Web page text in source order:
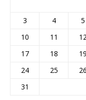
3
4 5
10
11 12
17
18 19
24
25 26
31